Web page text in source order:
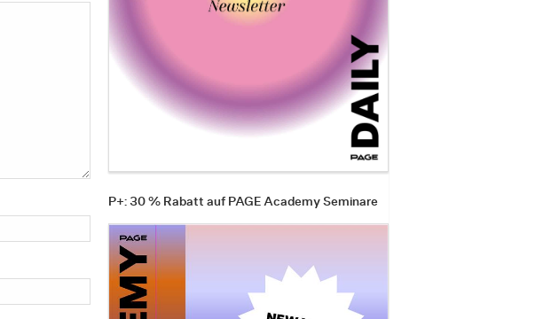
P+: 30 % Rabatt auf PAGE Academy Seminare